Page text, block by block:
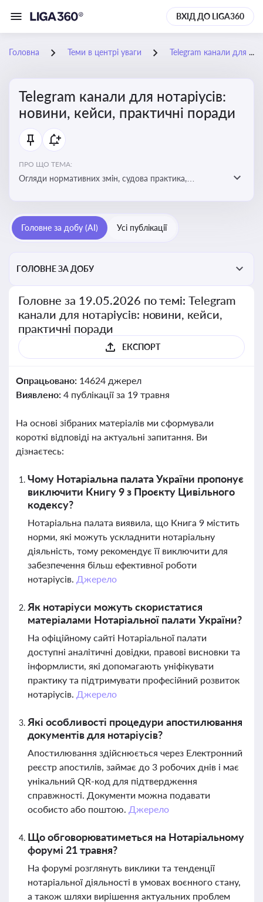
ВХІД ДО LIGA360
Головна Теми в центрі уваги Telegram канали для нотаріусів: новини, кейси, практичні поради
Telegram канали для нотаріусів:
новини, кейси, практичні поради
ПРО ЩО ТЕМА:
Огляди нормативних змін, судова практика,
нотаріусів
Головне за добу (AI) Усі публікації
ГОЛОВНЕ ЗА ДОБУ
Головне за 19.05.2026 по темі: Telegram
канали для нотаріусів: новини, кейси,
практичні поради
ЕКСПОРТ
Опрацьовано: 14624 джерел
Виявлено: 4 публікації за 19 травня
На основі зібраних матеріалів ми сформували
короткі відповіді на актуальні запитання. Ви
дізнаєтесь:
Чому Нотаріальна палата України пропонує
виключити Книгу 9 з Проєкту Цивільного
кодексу?
Нотаріальна палата виявила, що Книга 9 містить
норми, які можуть ускладнити нотаріальну
діяльність, тому рекомендує її виключити для
забезпечення більш ефективної роботи
нотаріусів. Джерело
Як нотаріуси можуть скористатися
матеріалами Нотаріальної палати України?
На офіційному сайті Нотаріальної палати
доступні аналітичні довідки, правові висновки та
інформлисти, які допомагають уніфікувати
практику та підтримувати професійний розвиток
нотаріусів. Джерело
Які особливості процедури апостилювання
документів для нотаріусів?
Апостилювання здійснюється через Електронний
реєстр апостилів, займає до 3 робочих днів і має
унікальний QR-код для підтвердження
справжності. Документи можна подавати
особисто або поштою. Джерело
Що обговорюватиметься на Нотаріальному
форумі 21 травня?
На форумі розглянуть виклики та тенденції
нотаріальної діяльності в умовах воєнного стану,
а також шляхи вирішення актуальних проблем